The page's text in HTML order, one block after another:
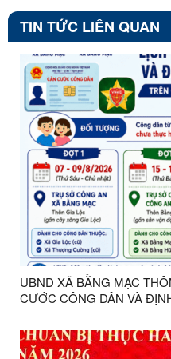
TIN TỨC LIÊN QUAN
UBND XÃ BẰNG MẠC
CƯỚC CÔNG DÂN VÀ